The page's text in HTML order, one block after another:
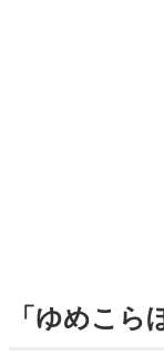
「ゆめこら